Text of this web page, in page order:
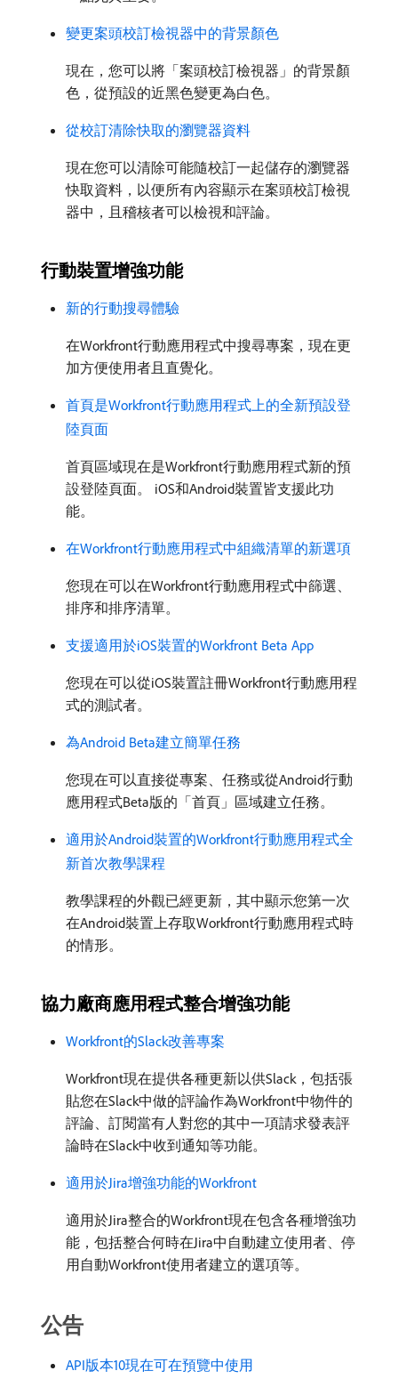
變更案頭校訂檢視器中的背景顏色
現在，您可以將「案頭校訂檢視器」的背景顏
色，從預設的近黑色變更為白色。
從校訂清除快取的瀏覽器資料
現在您可以清除可能隨校訂一起儲存的瀏覽器
快取資料，以便所有內容顯示在案頭校訂檢視
器中，且稽核者可以檢視和評論。
行動裝置增強功能
新的行動搜尋體驗
在Workfront行動應用程式中搜尋專案，現在更
加方便使用者且直覺化。
首頁是Workfront行動應用程式上的全新預設登
陸頁面
首頁區域現在是Workfront行動應用程式新的預
設登陸頁面。 iOS和Android裝置皆支援此功
能。
在Workfront行動應用程式中組織清單的新選項
您現在可以在Workfront行動應用程式中篩選、
排序和排序清單。
支援適用於iOS裝置的Workfront Beta App
您現在可以從iOS裝置註冊Workfront行動應用程
式的測試者。
為Android Beta建立簡單任務
您現在可以直接從專案、任務或從Android行動
應用程式Beta版的「首頁」區域建立任務。
適用於Android裝置的Workfront行動應用程式全
新首次教學課程
教學課程的外觀已經更新，其中顯示您第一次
在Android裝置上存取Workfront行動應用程式時
的情形。
協力廠商應用程式整合增強功能
Workfront的Slack改善專案
Workfront現在提供各種更新以供Slack，包括張
貼您在Slack中做的評論作為Workfront中物件的
評論、訂閱當有人對您的其中一項請求發表評
論時在Slack中收到通知等功能。
適用於Jira增強功能的Workfront
適用於Jira整合的Workfront現在包含各種增強功
能，包括整合何時在Jira中自動建立使用者、停
用自動Workfront使用者建立的選項等。
公告
API版本10現在可在預覽中使用